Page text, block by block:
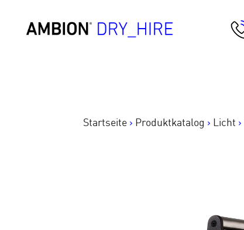
Startseite > Produktkatalog > Licht >